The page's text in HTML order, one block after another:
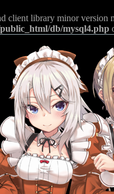
client library minor
db/mysql4.php